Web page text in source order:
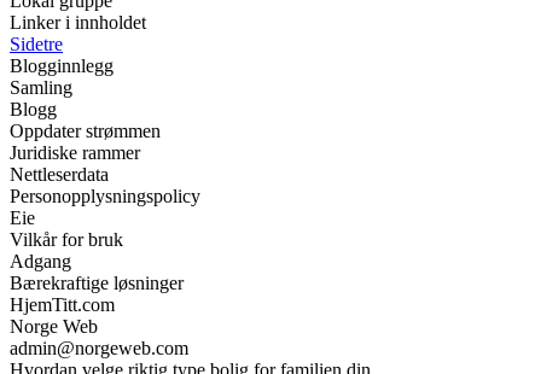
Linker i innholdet
Sidetre
Blogginnlegg
Samling
Blogg
Oppdater strømmen
Juridiske rammer
Nettleserdata
Personopplysningspolicy
Eie
Vilkår for bruk
Adgang
Bærekraftige løsninger
HjemTitt.com
Norge Web
admin@norgeweb.com